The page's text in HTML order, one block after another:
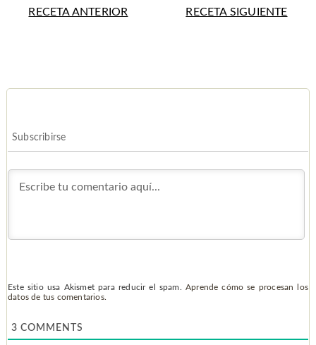
RECETA ANTERIOR RECETA SIGUIENTE
Subscribirse
Este sitio usa Akismet para reducir el spam. Aprende cómo se procesan los
datos de tus comentarios.
3 COMMENTS